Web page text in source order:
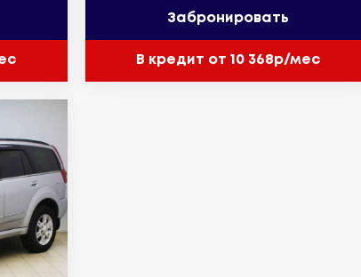
Забронировать
В кредит от 10 368р/мес